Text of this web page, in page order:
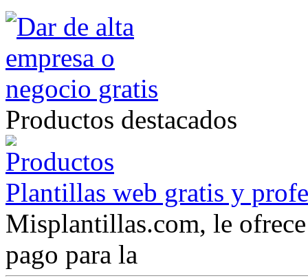
Productos destacados
Plantillas web gratis y
Misplantillas.com, le
pago para la